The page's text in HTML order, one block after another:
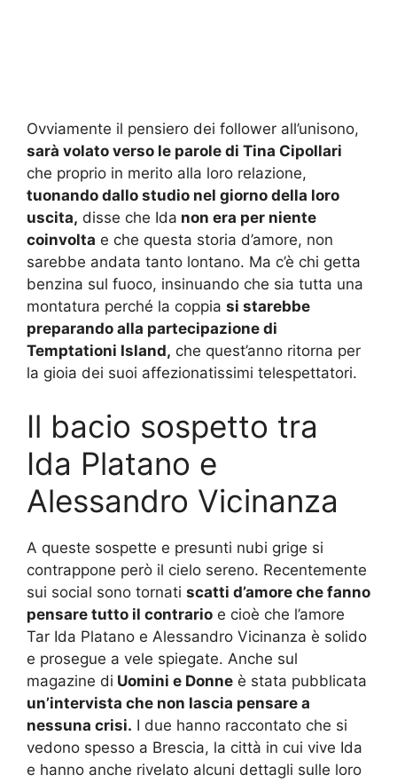
Ovviamente il pensiero dei follower all’unisono,
sarà volato verso le parole di Tina Cipollari
che proprio in merito alla loro relazione,
tuonando dallo studio nel giorno della loro
uscita, disse che Ida non era per niente
coinvolta e che questa storia d’amore, non
sarebbe andata tanto lontano. Ma c’è chi getta
benzina sul fuoco, insinuando che sia tutta una
montatura perché la coppia si starebbe
preparando alla partecipazione di
Temptationi Island, che quest’anno ritorna per
la gioia dei suoi affezionatissimi telespettatori.
Il bacio sospetto tra
Ida Platano e
Alessandro Vicinanza
A queste sospette e presunti nubi grige si
contrappone però il cielo sereno. Recentemente
sui social sono tornati scatti d’amore che fanno
pensare tutto il contrario e cioè che l’amore
Tar Ida Platano e Alessandro Vicinanza è solido
e prosegue a vele spiegate. Anche sul
magazine di Uomini e Donne è stata pubblicata
un’intervista che non lascia pensare a
nessuna crisi. I due hanno raccontato che si
vedono spesso a Brescia, la città in cui vive Ida
e hanno anche rivelato alcuni dettagli sulle loro